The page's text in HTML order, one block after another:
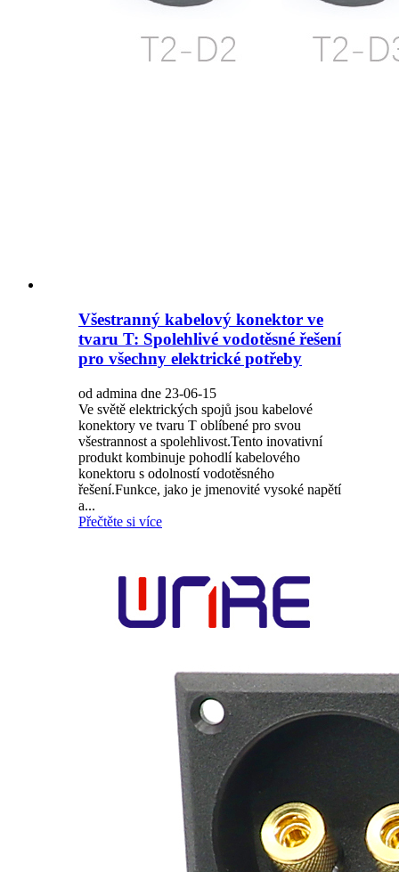
Všestranný kabelový konektor ve
tvaru T: Spolehlivé vodotěsné řešení
pro všechny elektrické potřeby
od admina dne 23-06-15
Ve světě elektrických spojů jsou kabelové
konektory ve tvaru T oblíbené pro svou
všestrannost a spolehlivost.Tento inovativní
produkt kombinuje pohodlí kabelového
konektoru s odolností vodotěsného
řešení.Funkce, jako je jmenovité vysoké napětí
a...
Přečtěte si více